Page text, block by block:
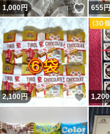
1,000円 いい
655円
2,100円 いい
1,200